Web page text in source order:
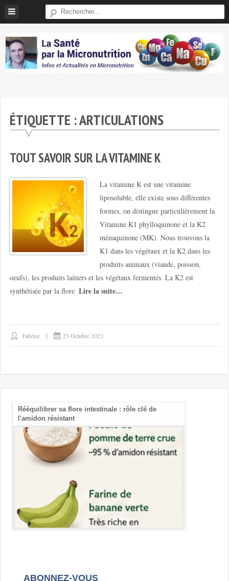
Skip
ÉTIQUETTE :ARTICULATIONS
TOUT SAVOIR SUR LA VITAMINE K
La vitamine K est une vitamine
liposoluble, elle existe sous différentes
formes, on distingue particulièrement la
Vitamine K1 phylloquinone et la K2
ménaquinone (MK). Nous trouvons la
K1 dans les végétaux et la K2 dans les
produits animaux (viande, poisson,
oeufs), les produits laitiers et les végétaux fermentés. La K2 est
synthétisée par la flore Lire la suite…
Fabrice 23 Octobre 2023
Rééquilibrer sa flore intestinale : rôle clé de
l'amidon résistant
ABONNEZ-VOUS